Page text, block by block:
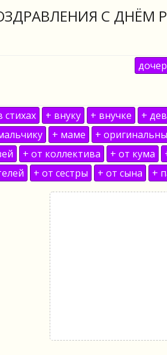
С ДНЁМ
стихах + внуку + внучке +
+ маме +
+ от коллектива + от кума
+ от сестры + от сына +